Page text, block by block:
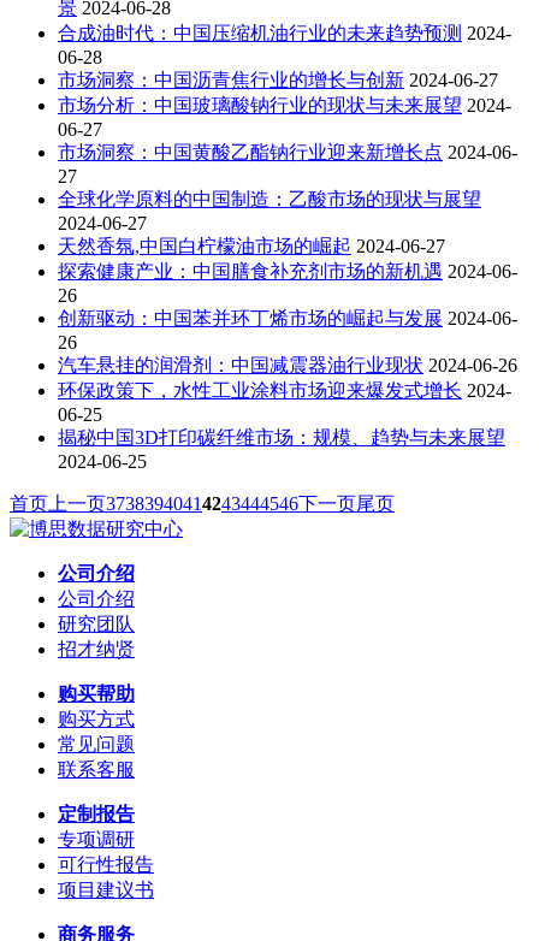
景 2024-06-28
合成油时代：中国压缩机油行业的未来趋势预测 2024-
06-28
市场洞察：中国沥青焦行业的增长与创新 2024-06-27
市场分析：中国玻璃酸钠行业的现状与未来展望 2024-
06-27
市场洞察：中国黄酸乙酯钠行业迎来新增长点 2024-06-
27
全球化学原料的中国制造：乙酸市场的现状与展望
2024-06-27
天然香氛,中国白柠檬油市场的崛起 2024-06-27
探索健康产业：中国膳食补充剂市场的新机遇 2024-06-
26
创新驱动：中国苯并环丁烯市场的崛起与发展 2024-06-
26
汽车悬挂的润滑剂：中国减震器油行业现状 2024-06-26
环保政策下，水性工业涂料市场迎来爆发式增长 2024-
06-25
揭秘中国3D打印碳纤维市场：规模、趋势与未来展望
2024-06-25
首页上一页37383940414243444546下一页尾页
公司介绍
公司介绍
研究团队
招才纳贤
购买帮助
购买方式
常见问题
联系客服
定制报告
专项调研
可行性报告
项目建议书
商务服务